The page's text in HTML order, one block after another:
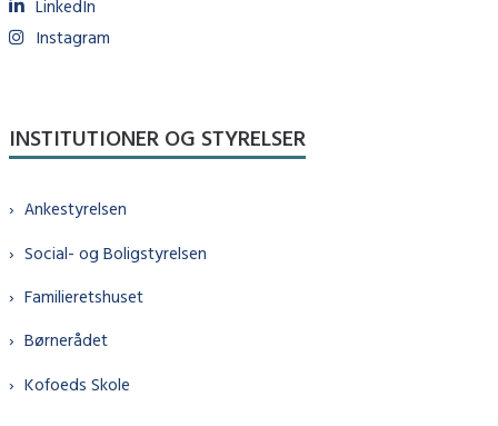
LinkedIn
Instagram
INSTITUTIONER OG STYRELSER
Ankestyrelsen
Social- og Boligstyrelsen
Familieretshuset
Børnerådet
Kofoeds Skole